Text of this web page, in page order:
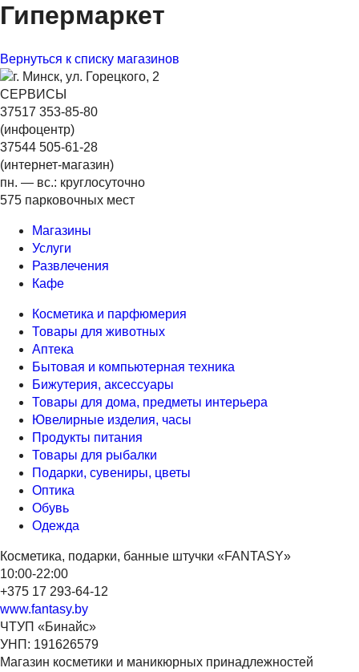
Гипермаркет
Вернуться к списку магазинов
СЕРВИСЫ
37517 353-85-80
(инфоцентр)
37544 505-61-28
(интернет-магазин)
пн. — вс.: круглосуточно
575 парковочных мест
Магазины
Услуги
Развлечения
Кафе
Косметика и парфюмерия
Товары для животных
Аптека
Бытовая и компьютерная техника
Бижутерия, аксессуары
Товары для дома, предметы интерьера
Ювелирные изделия, часы
Продукты питания
Товары для рыбалки
Подарки, сувениры, цветы
Оптика
Обувь
Одежда
Косметика, подарки, банные штучки «FANTASY»
10:00-22:00
+375 17 293-64-12
www.fantasy.by
ЧТУП «Бинайс»
УНП: 191626579
Магазин косметики и маникюрных принадлежностей